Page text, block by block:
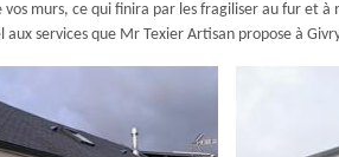
murs, ce qui finira par les fragiliser au fur et à
services que Mr Texier Artisan propose à